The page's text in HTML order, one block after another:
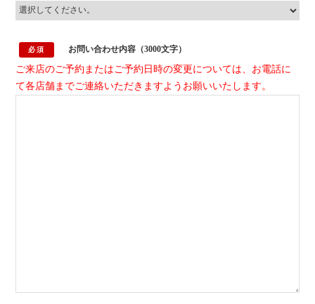
必須 お問い合わせ内容 （3000文字）
ご来店のご予約またはご予約日時の変更については、お電話に
て各店舗までご連絡いただきますようお願いいたします。